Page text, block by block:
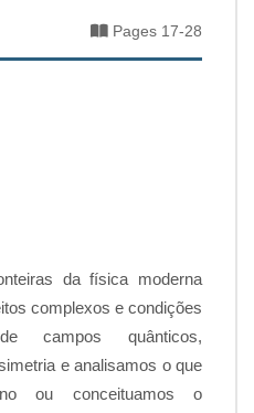
Pages 17-28
da física moderna
complexos e condições
campos quânticos,
e analisamos o que
ou conceituamos o